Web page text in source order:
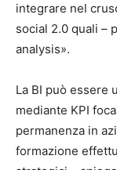
integrare nel
social 2.0 quali –
analysis».
La BI può essere
mediante KPI
permanenza in
formazione